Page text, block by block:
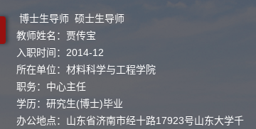
博士生导师 硕士生导师
教师姓名：贾传宝
入职时间：2014-12
所在单位：材料科学与工程学院
职务：中心主任
学历：研究生(博士)毕业
办公地点：山东省济南市经十路17923号山东大学千